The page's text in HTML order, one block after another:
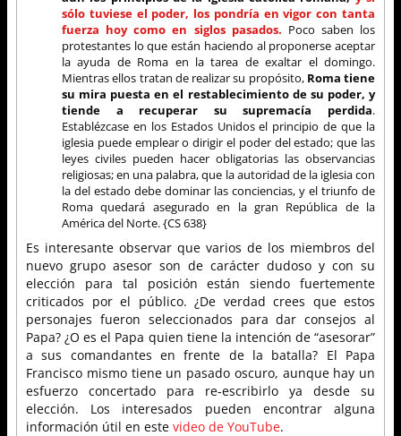
sólo tuviese el poder, los pondría en vigor con tanta
fuerza hoy como en siglos pasados. Poco saben los
protestantes lo que están haciendo al proponerse aceptar
la ayuda de Roma en la tarea de exaltar el domingo.
Mientras ellos tratan de realizar su propósito, Roma tiene
su mira puesta en el restablecimiento de su poder, y
tiende a recuperar su supremacía perdida.
Establézcase en los Estados Unidos el principio de que la
iglesia puede emplear o dirigir el poder del estado; que las
leyes civiles pueden hacer obligatorias las observancias
religiosas; en una palabra, que la autoridad de la iglesia con
la del estado debe dominar las conciencias, y el triunfo de
Roma quedará asegurado en la gran República de la
América del Norte. {CS 638}
Es interesante observar que varios de los miembros del
nuevo grupo asesor son de carácter dudoso y con su
elección para tal posición están siendo fuertemente
criticados por el público. ¿De verdad crees que estos
personajes fueron seleccionados para dar consejos al
Papa? ¿O es el Papa quien tiene la intención de “asesorar”
a sus comandantes en frente de la batalla? El Papa
Francisco mismo tiene un pasado oscuro, aunque hay un
esfuerzo concertado para re-escribirlo ya desde su
elección. Los interesados pueden encontrar alguna
información útil en este video de YouTube.